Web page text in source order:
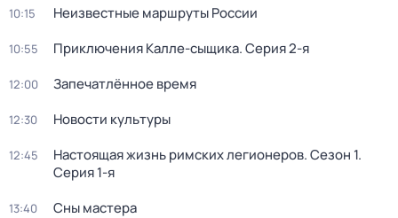
10:15 Неизвестные маршруты России
10:55 Приключения Калле-сыщика. Серия 2-я
12:00 Запечатлённое время
12:30 Новости культуры
12:45 Настоящая жизнь римских легионеров. Сезон 1.
Серия 1-я
13:40 Сны мастера